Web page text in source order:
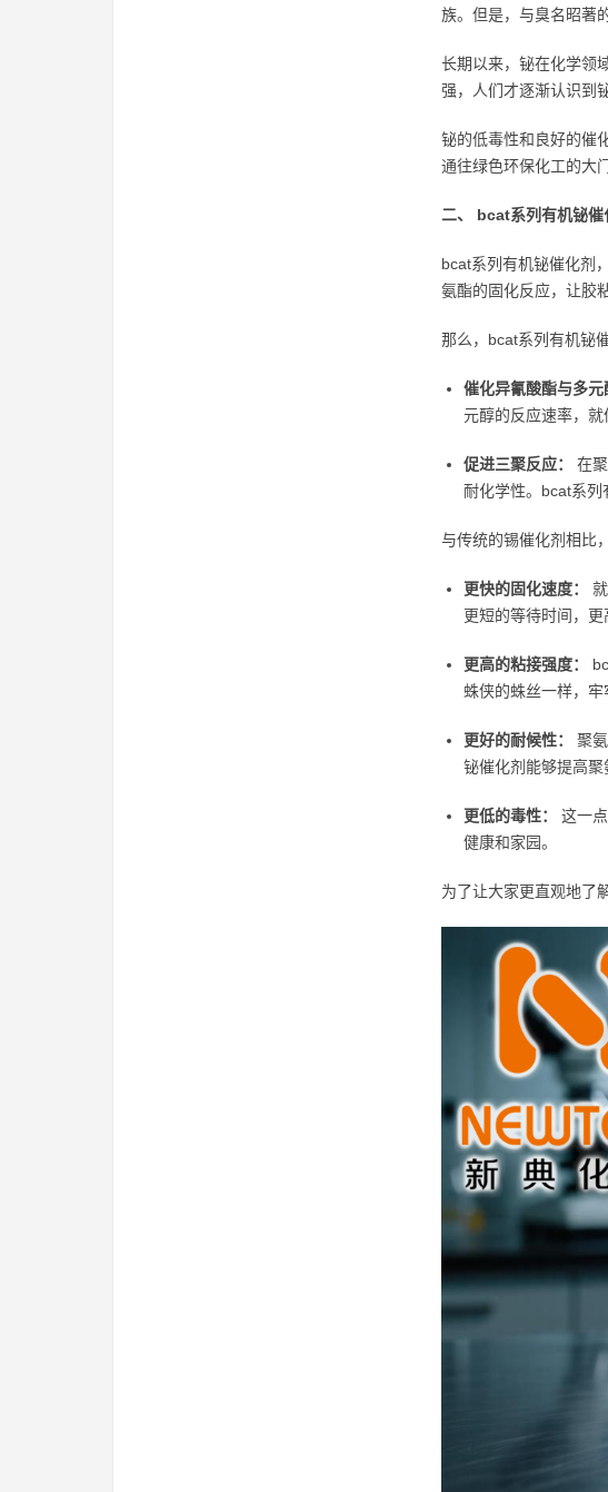
族。但是，与臭名昭著
长期以来，铋在化学领
强，人们才逐渐认识到
铋的低毒性和良好的催
通往绿色环保化工的大门
二、 bcat系列有机铋
bcat系列有机铋催化剂
氨酯的固化反应，让胶
那么，bcat系列有机铋
催化异氰酸酯与多元
元醇的反应速率，就
促进三聚反应：
在
耐化学性。bcat系列
与传统的锡催化剂相比
更快的固化速度：
更短的等待时间，更
更高的粘接强度：
蛛侠的蛛丝一样，牢
更好的耐候性：
聚
铋催化剂能够提高
更低的毒性：
这一
健康和家园。
为了让大家更直观地了